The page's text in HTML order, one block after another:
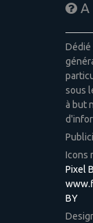
A
Dédié
sous
à but
Icons
Pixel
BY